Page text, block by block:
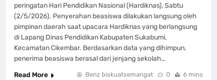
peringatan Hari Pendidikan Nasional (Hardiknas), Sabtu
(2/5/2026). Penyerahan beasiswa dilakukan langsung oleh
pimpinan daerah saat upacara Hardiknas yang berlangsung
di Lapang Dinas Pendidikan Kabupaten Sukabumi,
Kecamatan Cikembar. Berdasarkan data yang dihimpun,
penerima beasiswa berasal dari jenjang sekolah…
Read More
Benz biskuatsemangat 0 6 mins